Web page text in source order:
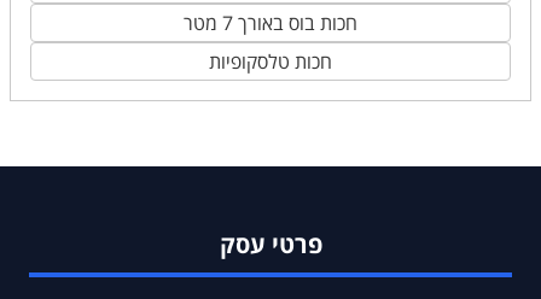
חכות בוס באורך 7 מטר
חכות טלסקופיות
פרטי עסק